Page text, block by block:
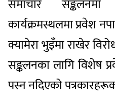
समाचार
कार्यक्रमस्थलमा प्रवेश
क्यामेरा भुइँमा राखेर
सङ्कलनका लागि विशेष
पस्न नदिएको